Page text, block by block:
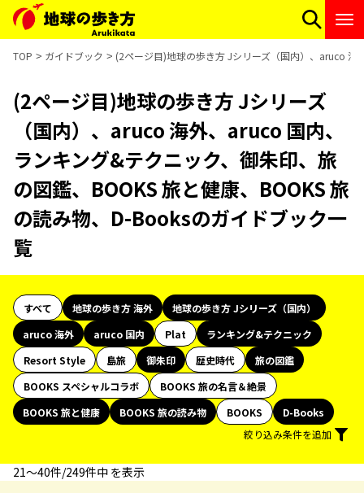
TOP ガイドブック (2ページ目)地球の歩き方 Jシリーズ（国内）、aruco
(2ページ目)地球の歩き方 Jシリーズ
（国内）、aruco 海外、aruco 国内、
ランキング&テクニック、御朱印、旅
の図鑑、BOOKS 旅と健康、BOOKS 旅
の読み物、D-Booksのガイドブック一
覧
すべて 地球の歩き方 海外
地球の歩き方 Jシリーズ（国内）
aruco 海外
aruco 国内 Plat
ランキング&テクニック
Resort Style
島旅 御朱印 歴史時代
旅の図鑑
BOOKS スペシャルコラボ
BOOKS 旅の名言＆絶景
BOOKS 旅と健康
BOOKS 旅の読み物 BOOKS
D-Books
絞り込み条件を追加
21〜40件/249件中 を表示